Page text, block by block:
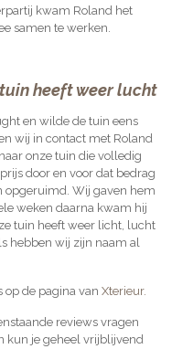
kwam Roland het
samen te werken.
heeft weer lucht
en wilde de tuin eens
wij in contact met Roland
onze tuin die volledig
door en voor dat bedrag
opgeruimd. Wij gaven hem
weken daarna kwam hij
tuin heeft weer licht, lucht
hebben wij zijn naam al
op de pagina van Xterieur.
reviews vragen
kun je geheel vrijblijvend